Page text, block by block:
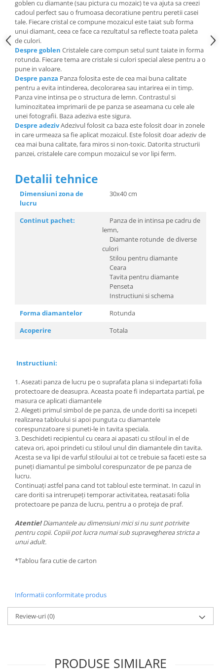
goblen cu diamante (sau pictura cu mozaic) te va ajuta sa creezi
cadoul perfect sau o frumoasa decoratiune pentru peretii casei
tale. Fiecare cristal ce compune mozaicul este taiat sub forma
unui diamant, ceea ce face ca rezultatul sa reflecte toata paleta
de culori.
Despre goblen Cristalele care compun setul sunt taiate in forma
rotunda. Fiecare tema are cristale si culori special alese pentru a o
pune in valoare.
Despre panza Panza folosita este de cea mai buna calitate
pentru a evita intinderea, decolorarea sau intarirea ei in timp.
Panza vine intinsa pe o structura de lemn. Contrastul si
luminozitatea imprimarii de pe panza se aseamana cu cele ale
unei fotografii. Baza adeziva este sigura.
Despre adezivAdezivul folosit ca baza este folosit doar in zonele
in care urmeaza sa fie aplicat mozaicul. Este folosit doar adeziv de
cea mai buna calitate, fara miros si non-toxic. Datorita structurii
panzei, cristalele care compun mozaicul se vor lipi ferm.
Detalii tehnice
Dimensiuni zona de
lucru
30x40 cm
Continut pachet:
Panza de in intinsa pe cadru de
lemn,
Diamante rotunde de diverse
culori
Stilou pentru diamante
Ceara
Tavita pentru diamante
Penseta
Instructiuni si schema
Forma diamantelor
Rotunda
Acoperire
Totala
Instructiuni:
1. Asezati panza de lucru pe o suprafata plana si indepartati folia
protectoare de deasupra. Aceasta poate fi indepartata partial, pe
masura ce aplicati diamantele
2. Alegeti primul simbol de pe panza, de unde doriti sa incepeti
realizarea tabloului si apoi punguta cu diamantele
corespunzatoare si puneti-le in tavita speciala.
3. Deschideti recipientul cu ceara ai apasati cu stiloul in el de
cateva ori, apoi prindeti cu stiloul unul din diamantele din tavita.
Acesta se va lipi de varful stiloului ai tot ce trebuie sa faceti este sa
puneți diamantul pe simbolul corespunzator de pe panza de
lucru.
Continuați astfel pana cand tot tabloul este terminat. In cazul in
care doriti sa intrerupeți temporar activitatea, reatasati folia
protectoare pe panza de lucru, pentru a o proteja de praf.
Atentie!Diamantele au dimensiuni mici si nu sunt potrivite
pentru copii. Copiii pot lucra numai sub supravegherea stricta a
unui adult.
*Tablou fara cutie de carton
Informatii conformitate produs
Review-uri(0)
PRODUSE SIMILARE